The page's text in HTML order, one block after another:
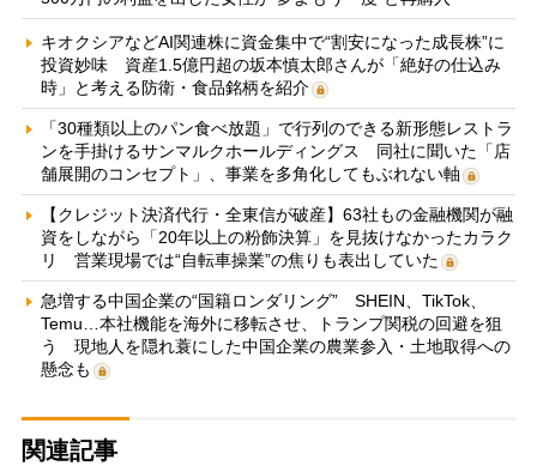
キオクシアなどAI関連株に資金集中で“割安になった成長株”に
投資妙味 資産1.5億円超の坂本慎太郎さんが「絶好の仕込み
時」と考える防衛・食品銘柄を紹介
「30種類以上のパン食べ放題」で行列のできる新形態レストラ
ンを手掛けるサンマルクホールディングス 同社に聞いた「店
舗展開のコンセプト」、事業を多角化してもぶれない軸
【クレジット決済代行・全東信が破産】63社もの金融機関が融
資をしながら「20年以上の粉飾決算」を見抜けなかったカラク
リ 営業現場では“自転車操業”の焦りも表出していた
急増する中国企業の“国籍ロンダリング” SHEIN、TikTok、
Temu…本社機能を海外に移転させ、トランプ関税の回避を狙
う 現地人を隠れ蓑にした中国企業の農業参入・土地取得への
懸念も
関連記事